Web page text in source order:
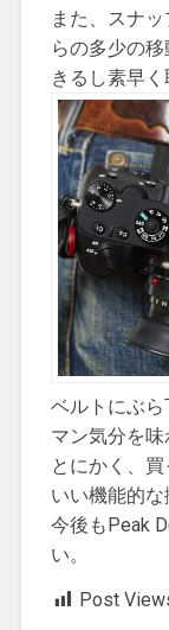
また、スナ
らの多少の
きるし素早く
ベルトにぶ
マン気分を味
とにかく、
いい機能的な
今後もPeak
い。
Post